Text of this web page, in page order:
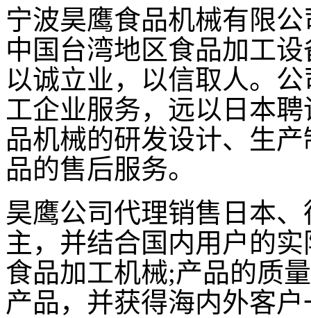
宁波昊鹰食品机械有限
中国台湾地区食品加工
以诚立业，以信取人。
工企业服务，远以日本
品机械的研发设计、生
品的售后服务。
昊鹰公司代理销售日本
主，并结合国内用户的
食品加工机械;产品的质
产品，并获得海内外客